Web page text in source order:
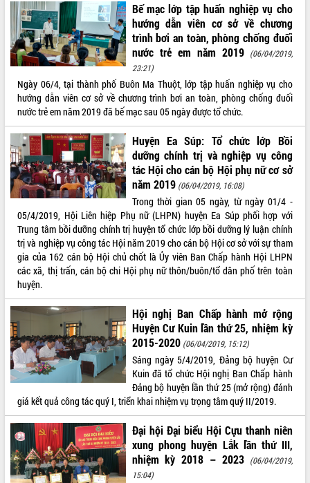
LIÊN KẾT WEB
THỐNG KÊ TRUY CẬP
Tất cả: 66099557
Bế mạc lớp tập huấn nghiệp vụ cho
hướng dẫn viên cơ sở về chương
trình bơi an toàn, phòng chống đuối
nước trẻ em năm 2019 (06/04/2019,
23:21)
Ngày 06/4, tại thành phố Buôn Ma Thuột, lớp tập huấn nghiệp vụ cho
hướng dẫn viên cơ sở về chương trình bơi an toàn, phòng chống đuối
nước trẻ em năm 2019 đã bế mạc sau 05 ngày được tổ chức.
Huyện Ea Súp: Tổ chức lớp Bồi
dưỡng chính trị và nghiệp vụ công
tác Hội cho cán bộ Hội phụ nữ cơ sở
năm 2019 (06/04/2019, 16:08)
Trong thời gian 05 ngày, từ ngày 01/4 -
05/4/2019, Hội Liên hiệp Phụ nữ (LHPN) huyện Ea Súp phối hợp với
Trung tâm bồi dưỡng chính trị huyện tổ chức lớp bồi dưỡng lý luận chính
trị và nghiệp vụ công tác Hội năm 2019 cho cán bộ Hội cơ sở với sự tham
gia của 162 cán bộ Hội chủ chốt là Ủy viên Ban Chấp hành Hội LHPN
các xã, thị trấn, cán bộ chi Hội phụ nữ thôn/buôn/tổ dân phố trên toàn
huyện.
Hội nghị Ban Chấp hành mở rộng
Huyện Cư Kuin lần thứ 25, nhiệm kỳ
2015-2020 (06/04/2019, 15:12)
Sáng ngày 5/4/2019, Đảng bộ huyện Cư
Kuin đã tổ chức Hội nghị Ban Chấp hành
Đảng bộ huyện lần thứ 25 (mở rộng) đánh
giá kết quả công tác quý I, triển khai nhiệm vụ trọng tâm quý II/2019.
Đại hội Đại biểu Hội Cựu thanh niên
xung phong huyện Lắk lần thứ III,
nhiệm kỳ 2018 – 2023 (06/04/2019,
15:04)